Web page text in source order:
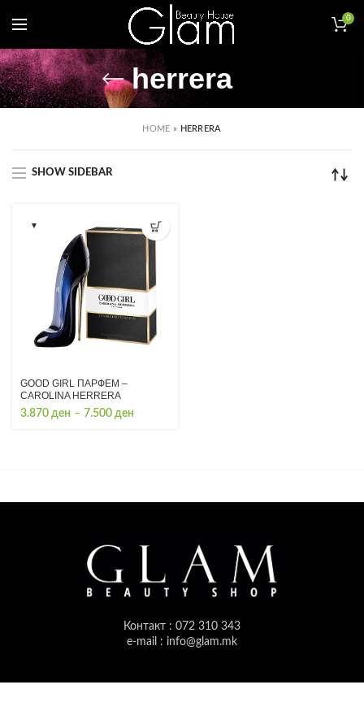
0
herrera
HOME » HERRERA
SHOW SIDEBAR
▼
GOOD GIRL ПАРФЕМ –
CAROLINA HERRERA
3.870 ден – 7.500 ден
Контакт : 072 310 343
e-mail : info@glam.mk